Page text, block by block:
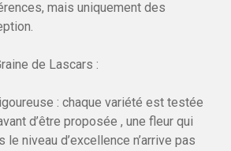
mais uniquement des
de Lascars :
: chaque variété est testée
d’être proposée , une fleur qui
le niveau d’excellence n’arrive pas